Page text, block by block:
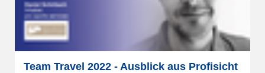
Team Travel 2022 - Ausblick aus Profisicht